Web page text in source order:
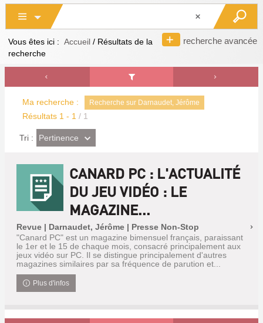
recherche avancée
Vous êtes ici : Accueil / Résultats de la
recherche
Ma recherche : Recherche sur Darnaudet, Jérôme
Résultats 1 - 1 / 1
Tri : (Effet
imédiat)
Pertinence
CANARD PC : L'ACTUALITÉ
DU JEU VIDÉO : LE
MAGAZINE...
Revue | Darnaudet, Jérôme | Presse Non-Stop
"Canard PC" est un magazine bimensuel français, paraissant
le 1er et le 15 de chaque mois, consacré principalement aux
jeux vidéo sur PC. Il se distingue principalement d'autres
magazines similaires par sa fréquence de parution et...
Plus d'infos